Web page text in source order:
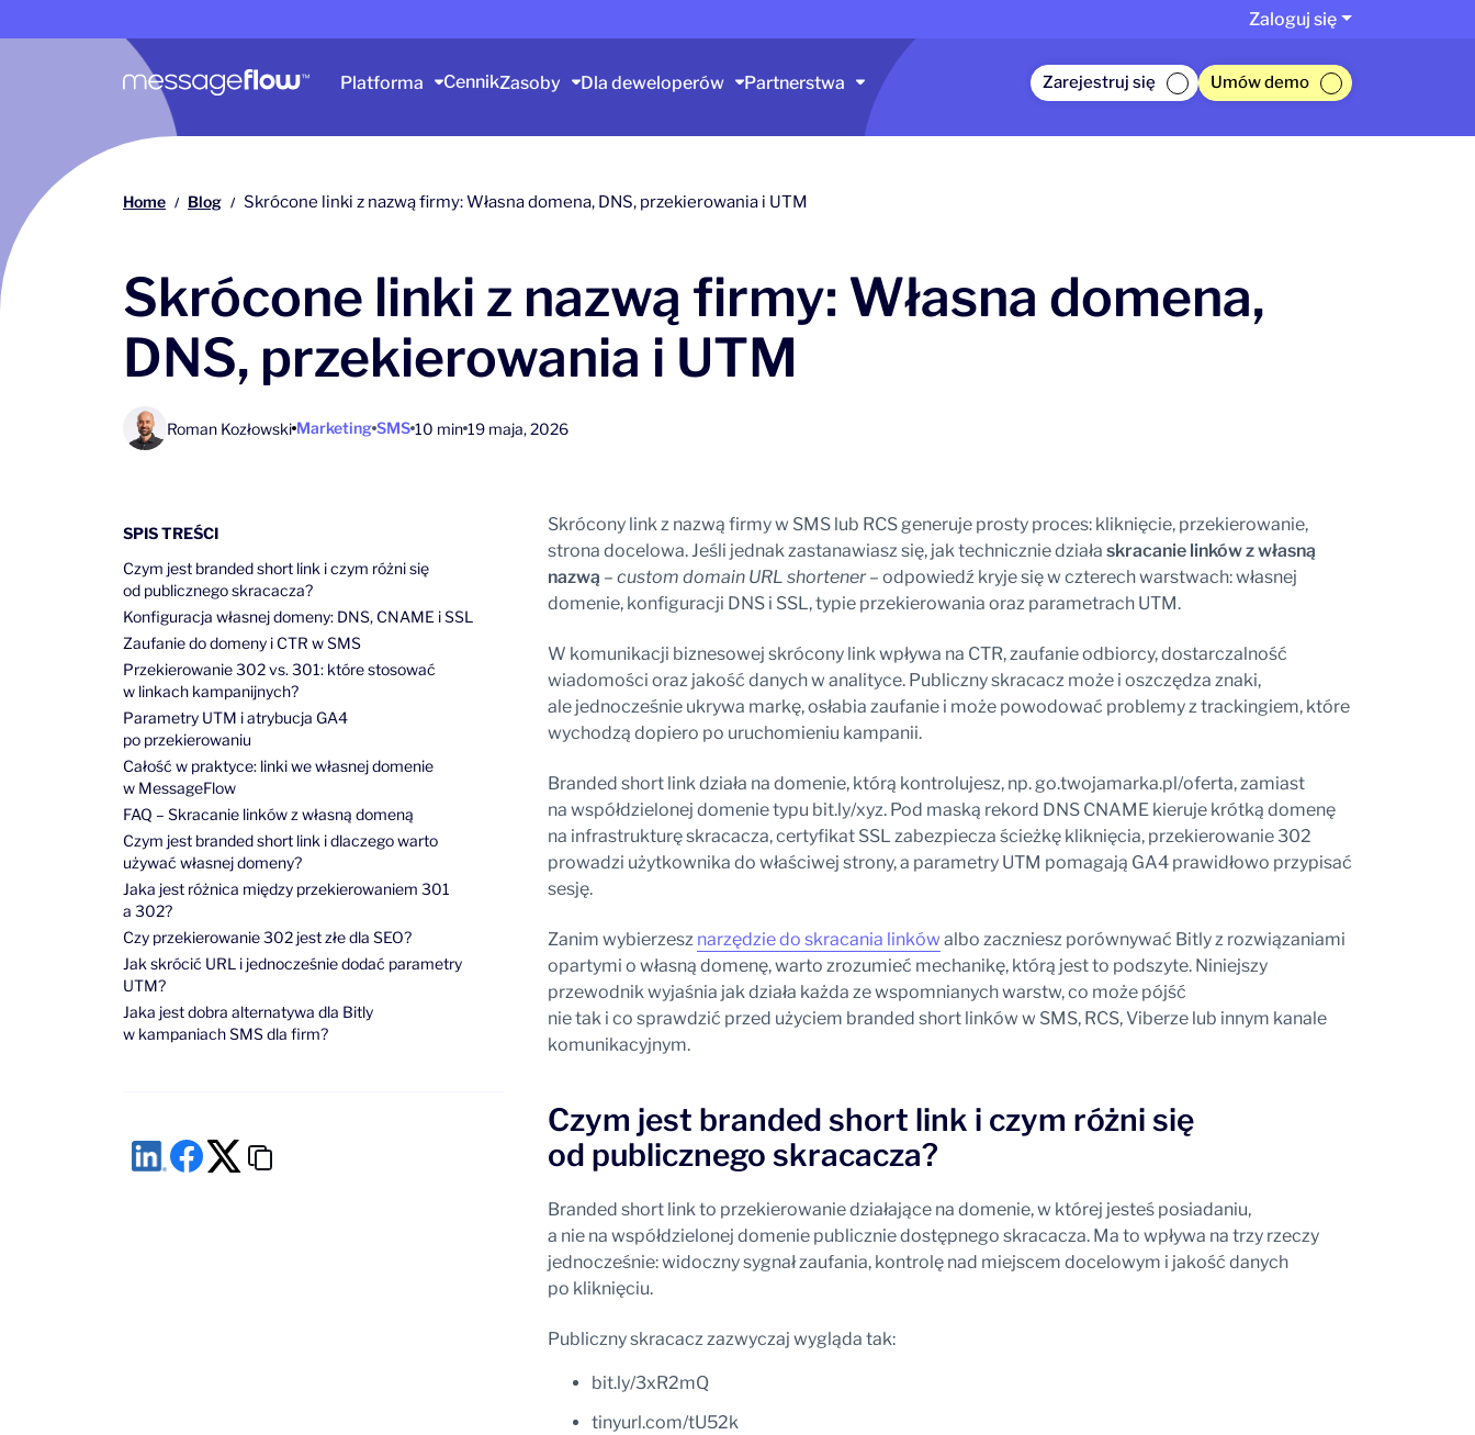
Zaloguj się
Główna nawigacja Platforma CennikZasoby Dla deweloperów Partnerstwa Zarejestruj się Umów demo
Home / Blog / Skrócone linki z nazwą firmy: Własna domena, DNS, przekierowania i UTM
Skrócone linki z nazwą firmy: Własna domena,
DNS, przekierowania i UTM
Roman Kozłowski Marketing SMS 10 min 19 maja, 2026
SPIS TREŚCI
Czym jest branded short link i czym różni się
od publicznego skracacza?
Konfiguracja własnej domeny: DNS, CNAME i SSL
Zaufanie do domeny i CTR w SMS
Przekierowanie 302 vs. 301: które stosować
w linkach kampanijnych?
Parametry UTM i atrybucja GA4
po przekierowaniu
Całość w praktyce: linki we własnej domenie
w MessageFlow
FAQ – Skracanie linków z własną domeną
Czym jest branded short link i dlaczego warto
używać własnej domeny?
Jaka jest różnica między przekierowaniem 301
a 302?
Czy przekierowanie 302 jest złe dla SEO?
Jak skrócić URL i jednocześnie dodać parametry
UTM?
Jaka jest dobra alternatywa dla Bitly
w kampaniach SMS dla firm?
Skrócony link z nazwą firmy w SMS lub RCS generuje prosty proces: kliknięcie, przekierowanie,
strona docelowa. Jeśli jednak zastanawiasz się, jak technicznie działa skracanie linków z własną
nazwą – custom domain URL shortener– odpowiedź kryje się w czterech warstwach: własnej
domenie, konfiguracji DNS i SSL, typie przekierowania oraz parametrach UTM.
W komunikacji biznesowej skrócony link wpływa na CTR, zaufanie odbiorcy, dostarczalność
wiadomości oraz jakość danych w analityce. Publiczny skracacz może i oszczędza znaki,
ale jednocześnie ukrywa markę, osłabia zaufanie i może powodować problemy z trackingiem, które
wychodzą dopiero po uruchomieniu kampanii.
Branded short link działa na domenie, którą kontrolujesz, np. go.twojamarka.pl/oferta, zamiast
na współdzielonej domenie typu bit.ly/xyz. Pod maską rekord DNS CNAME kieruje krótką domenę
na infrastrukturę skracacza, certyfikat SSL zabezpiecza ścieżkę kliknięcia, przekierowanie 302
prowadzi użytkownika do właściwej strony, a parametry UTM pomagają GA4 prawidłowo przypisać
sesję.
Zanim wybierzesz narzędzie do skracania linków albo zaczniesz porównywać Bitly z rozwiązaniami
opartymi o własną domenę, warto zrozumieć mechanikę, którą jest to podszyte. Niniejszy
przewodnik wyjaśnia jak działa każda ze wspomnianych warstw, co może pójść
nie tak i co sprawdzić przed użyciem branded short linków w SMS, RCS, Viberze lub innym kanale
komunikacyjnym.
Czym jest branded short link i czym różni się
od publicznego skracacza?
Branded short link to przekierowanie działające na domenie, w której jesteś posiadaniu,
a nie na współdzielonej domenie publicznie dostępnego skracacza. Ma to wpływa na trzy rzeczy
jednocześnie: widoczny sygnał zaufania, kontrolę nad miejscem docelowym i jakość danych
po kliknięciu.
Publiczny skracacz zazwyczaj wygląda tak:
bit.ly/3xR2mQ
tinyurl.com/tU52k